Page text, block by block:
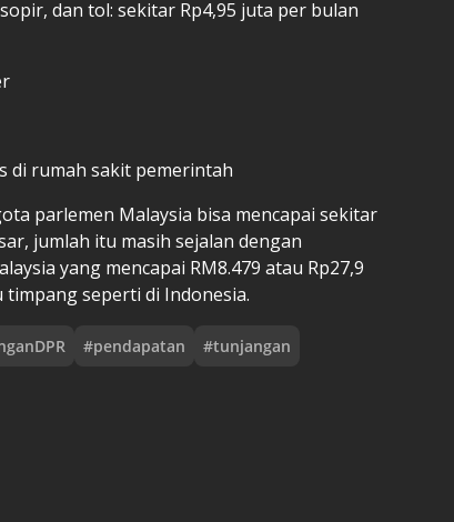
dan tol: sekitar Rp4,95 juta per bulan
di rumah sakit pemerintah
parlemen Malaysia bisa mencapai sekitar
jumlah itu masih sejalan dengan
yang mencapai RM8.479 atau Rp27,9
seperti di Indonesia.
#pendapatan #tunjangan